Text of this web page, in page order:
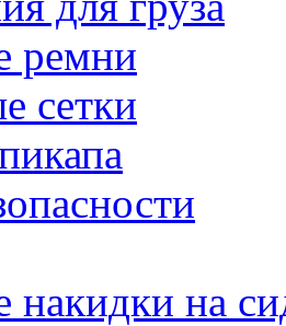
ремни
сетки
на